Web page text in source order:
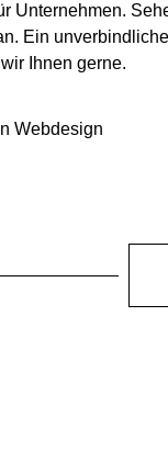
Unternehmen.
Ein
Ihnen gerne.
Webdesign